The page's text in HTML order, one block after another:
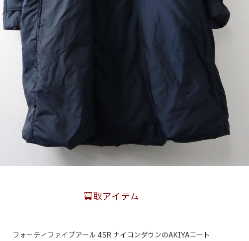
買取アイテム
フォーティファイブアール 45R ナイロンダウンのAKIYAコート